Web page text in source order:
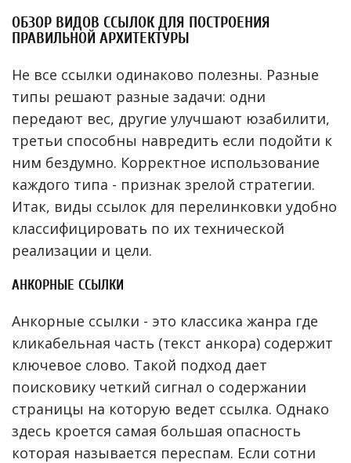
ОБЗОР ВИДОВ ССЫЛОК ДЛЯ ПОСТРОЕНИЯ
ПРАВИЛЬНОЙ АРХИТЕКТУРЫ
Не все ссылки одинаково полезны. Разные
типы решают разные задачи: одни
передают вес, другие улучшают юзабилити,
третьи способны навредить если подойти к
ним бездумно. Корректное использование
каждого типа - признак зрелой стратегии.
Итак, виды ссылок для перелинковки удобно
классифицировать по их технической
реализации и цели.
АНКОРНЫЕ ССЫЛКИ
Анкорные ссылки - это классика жанра где
кликабельная часть (текст анкора) содержит
ключевое слово. Такой подход дает
поисковику четкий сигнал о содержании
страницы на которую ведет ссылка. Однако
здесь кроется самая большая опасность
которая называется переспам. Если сотни